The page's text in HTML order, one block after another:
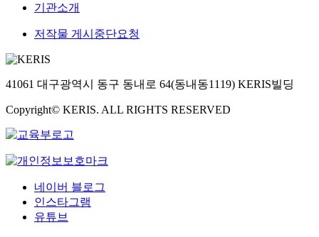
기관소개
저작물 게시중단요청
41061 대구광역시 동구 동내로 64(동내동1119) KERIS빌딩
Copyright© KERIS. ALL RIGHTS RESERVED
네이버 블로그
인스타그램
유튜브